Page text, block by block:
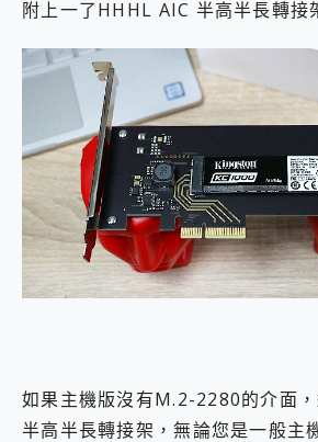
附上一了HHHL AIC 半高半長轉接
如果主機版沒有M.2-2280的介面
半高半長轉接架，無論您是一般主